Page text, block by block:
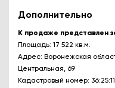
Дополнительно
К продаже представлен
Площадь: 17 522 кв.м.
Адрес: Воронежская
Центральная, 69
Кадастровый номер: